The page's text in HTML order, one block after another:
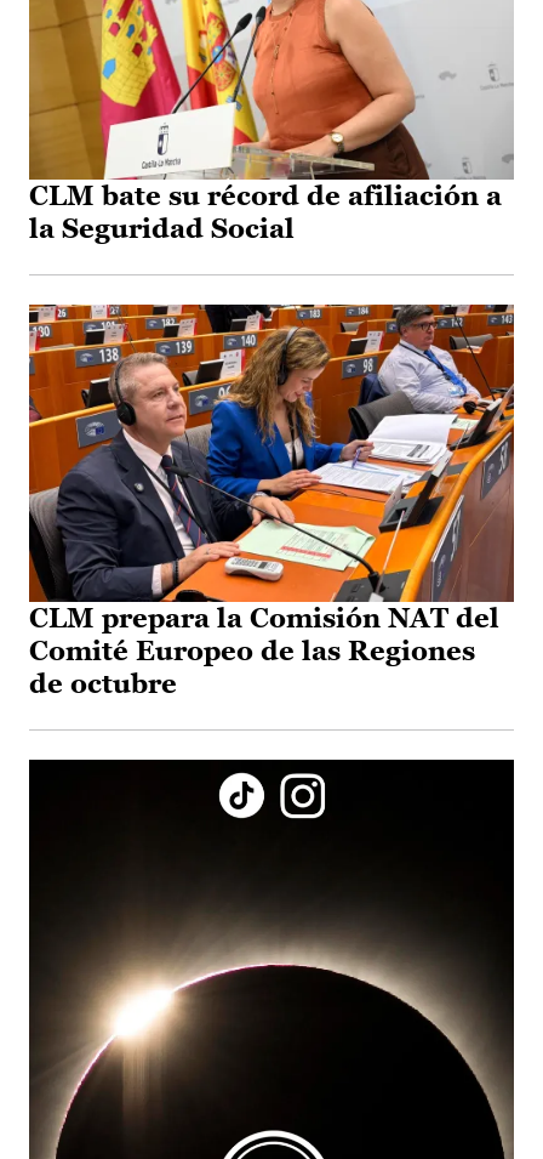
CLM bate su récord de afiliación a
la Seguridad Social
CLM prepara la Comisión NAT del
Comité Europeo de las Regiones
de octubre